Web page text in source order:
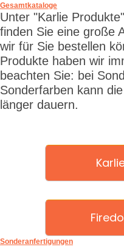
Gesamtkataloge
Unter "Karlie
finden Sie eine große
wir für Sie bestellen
Produkte haben wir
beachten Sie: bei
Sonderfarben kann
länger dauern.
Sonderanfertigungen